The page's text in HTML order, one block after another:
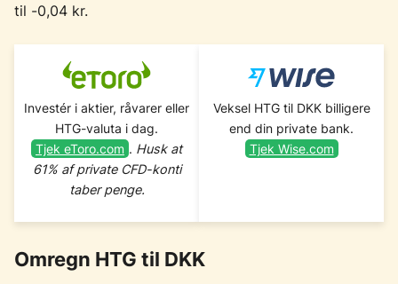
til -0,04 kr.
Investér i aktier, råvarer eller
HTG-valuta i dag.
Tjek eToro.com . Husk at
61% af private CFD-konti
taber penge.
Veksel HTG til DKK billigere
end din private bank.
Tjek Wise.com
Omregn HTG til DKK